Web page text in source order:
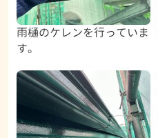
雨樋のケレンを行っていま
す。